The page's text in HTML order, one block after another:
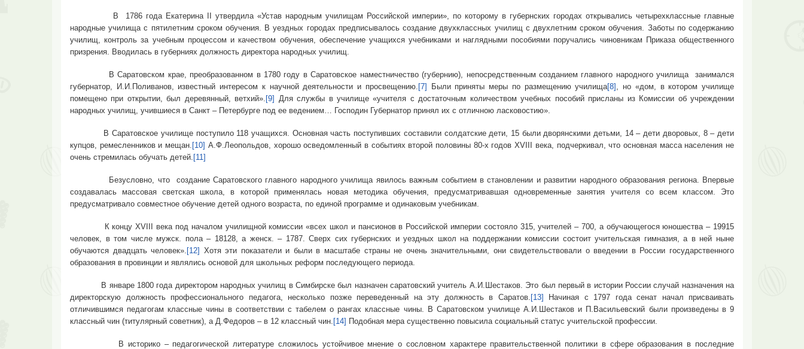
В 1786 года Екатерина II утвердила «Устав народным училищам Российской империи», по которому в губернских городах открывались четырехклассные главные
народные училища с пятилетним сроком обучения. В уездных городах предписывалось создание двухклассных училищ с двухлетним сроком обучения. Заботы по содержанию
училищ, контроль за учебным процессом и качеством обучения, обеспечение учащихся учебниками и наглядными пособиями поручались чиновникам Приказа общественного
призрения. Вводилась в губерниях должность директора народных училищ.
В Саратовском крае, преобразованном в 1780 году в Саратовское наместничество (губернию), непосредственным созданием главного народного училища занимался
губернатор, И.И.Поливанов, известный интересом к научной деятельности и просвещению. [7] Были приняты меры по размещению училища[8] , но «дом, в котором училище
помещено при открытии, был деревянный, ветхий». [9] Для службы в училище «учителя с достаточным количеством учебных пособий присланы из Комиссии об учреждении
народных училищ, учившиеся в Санкт – Петербурге под ее ведением… Господин Губернатор принял их с отличною ласковостию».
В Саратовское училище поступило 118 учащихся. Основная часть поступивших составили солдатские дети, 15 были дворянскими детьми, 14 – дети дворовых, 8 – дети
купцов, ремесленников и мещан. [10] А.Ф.Леопольдов, хорошо осведомленный в событиях второй половины 80-х годов XVIII века, подчеркивал, что основная масса населения не
очень стремилась обучать детей. [11]
Безусловно, что создание Саратовского главного народного училища явилось важным событием в становлении и развитии народного образования региона. Впервые
создавалась массовая светская школа, в которой применялась новая методика обучения, предусматривавшая одновременные занятия учителя со всем классом. Это
предусматривало совместное обучение детей одного возраста, по единой программе и одинаковым учебникам.
К концу XVIII века под началом училищной комиссии «всех школ и пансионов в Российской империи состояло 315, учителей – 700, а обучающегося юношества – 19915
человек, в том числе мужск. пола – 18128, а женск. – 1787. Сверх сих губернских и уездных школ на поддержании комиссии состоит учительская гимназия, а в ней ныне
обучаются двадцать человек». [12] Хотя эти показатели и были в масштабе страны не очень значительными, они свидетельствовали о введении в России государственного
образования в провинции и являлись основой для школьных реформ последующего периода.
В январе 1800 года директором народных училищ в Симбирске был назначен саратовский учитель А.И.Шестаков. Это был первый в истории России случай назначения на
директорскую должность профессионального педагога, несколько позже переведенный на эту должность в Саратов. [13] Начиная с 1797 года сенат начал присваивать
отличившимся педагогам классные чины в соответствии с табелем о рангах классные чины. В Саратовском училище А.И.Шестаков и П.Васильевский были произведены в 9
классный чин (титулярный советник), а Д.Федоров – в 12 классный чин. [14] Подобная мера существенно повысила социальный статус учительской профессии.
В историко – педагогической литературе сложилось устойчивое мнение о сословном характере правительственной политики в сфере образования в последние